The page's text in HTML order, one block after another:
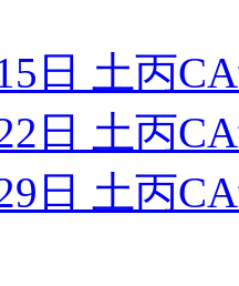
日 土丙
日 土丙
日 土丙